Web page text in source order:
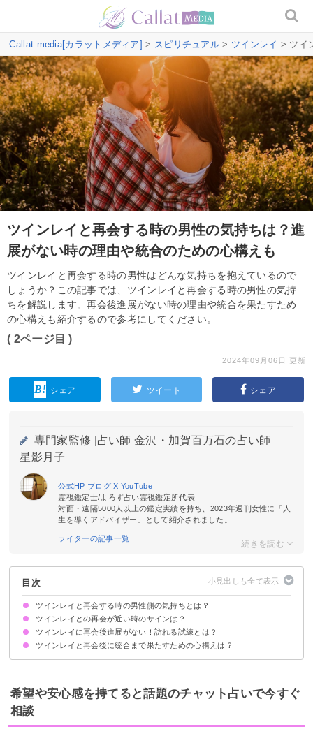
Callat media[カラットメディア] > スピリチュアル > ツインレイ > ツイ
ツインレイと再会する時の男性の気持ちは？進
展がない時の理由や統合のための心構えも
ツインレイと再会する時の男性はどんな気持ちを抱えているので
しょうか？この記事では、ツインレイと再会する時の男性の気持
ちを解説します。再会後進展がない時の理由や統合を果たすため
の心構えも紹介するので参考にしてください。
( 2ページ目 )
2024年09月06日 更新
シェア ツイート シェア
専門家監修 | 占い師 金沢・加賀百万石の占い師
星影月子
公式HP ブログX YouTube
霊視鑑定士/よろず占い霊視鑑定所代表
対面・遠隔5000人以上の鑑定実績を持ち、2023年週刊女性に「人
生を導くアドバイザー」として紹介されました。...
ライターの記事一覧
目次
ツインレイと再会する時の男性側の気持ちとは？
ツインレイ女性の強い愛情に気づく
魂の使命を果たしたい
女性レイと話すのが怖い
自信が出て積極的になれる
無償の愛を知るようになる
優しい気持ちでいっぱいになる
スピリチュアルに目覚める
魂の成長の仕方次第では離れることがある
ツインレイとの再会が近い時のサインは？
物が壊れる
眠れない・寝ても寝ても眠いと感じる
夢にツインレイが出てくる
体調不良になる
エンジェルナンバーを見るようになる
ツインレイに再会後進展がない！訪れる試練とは？
①統合前の闇
②ツインレイ男性の精神崩壊
③体調不良になる
④物理的に離れ離れになることも
ツインレイと再会後に統合まで果たすための心構えは？
精神的・経済的に相手から自立する
内面と向き合い魂の成長を目指す
相手への執着を手放す
ツインレイのことを全面的に信頼する
相手の価値観を尊重しつつ綿密なコミュニケーションを取る
希望や安心感を持てると話題のチャット占いで今すぐ
相談